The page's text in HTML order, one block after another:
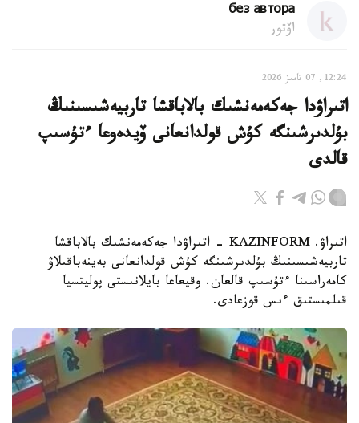
без автора
اۆتور
12:24, 07 تامىز 2026
اتىراۋدا جەكەمەنشىك بالاباقشا تاربيەشىسىنىڭ
بۇلدىرشىنگە كۇش قولدانعانى ۆيدەوعا ءتۇسىپ
قالدى
اتىراۋ. KAZINFORM - اتىراۋدا جەكەمەنشىك بالاباقشا
تاربيەشىسىنىڭ بۇلدىرشىنگە كۇش قولدانعانى بەينەباقىلاۋ
كامەراسىنا ءتۇسىپ قالعان. وقيعاعا بايلانىستى پوليتسيا
قىلمىستىق ءىس قوزعادى.